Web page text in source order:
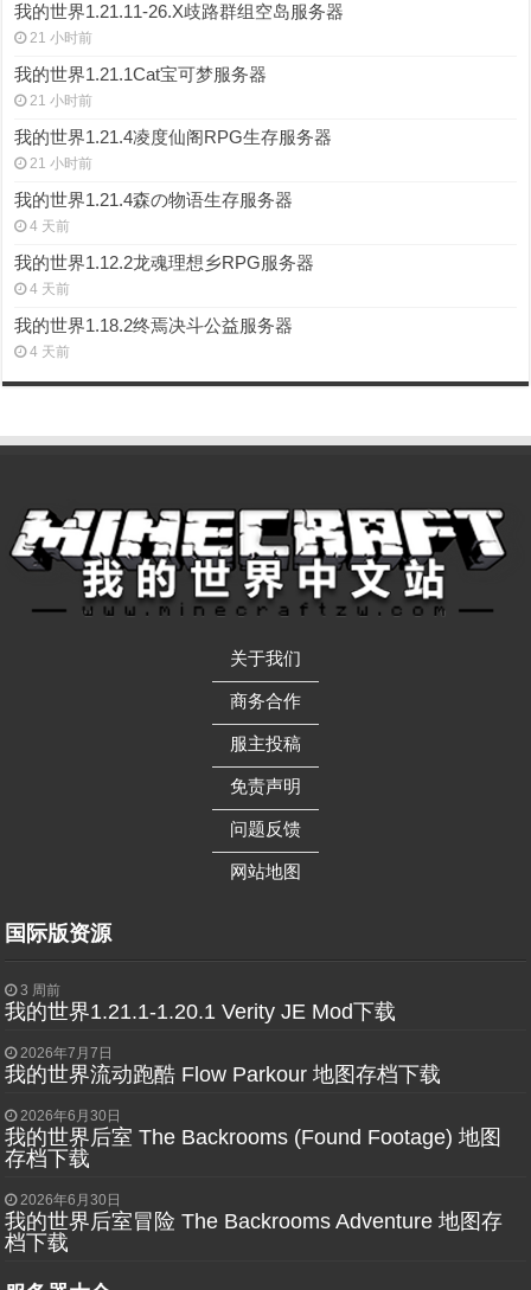
我的世界1.21.11-26.X歧路群组空岛服务器
21 小时前
我的世界1.21.1Cat宝可梦服务器
21 小时前
我的世界1.21.4凌度仙阁RPG生存服务器
21 小时前
我的世界1.21.4森の物语生存服务器
4 天前
我的世界1.12.2龙魂理想乡RPG服务器
4 天前
我的世界1.18.2终焉决斗公益服务器
4 天前
关于我们
——————
商务合作
——————
服主投稿
——————
免责声明
——————
问题反馈
——————
网站地图
国际版资源
3 周前
我的世界1.21.1-1.20.1 Verity JE Mod下载
2026年7月7日
我的世界流动跑酷 Flow Parkour 地图存档下载
2026年6月30日
我的世界后室 The Backrooms (Found Footage) 地图
存档下载
2026年6月30日
我的世界后室冒险 The Backrooms Adventure 地图存
档下载